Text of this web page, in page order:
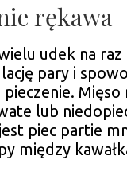
rękawa
udek na raz
pary i
Mięso
lub
piec partie
między